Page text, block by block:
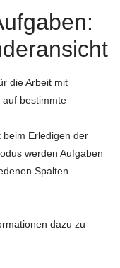
die Arbeit mit
bestimmte
beim Erledigen der
werden Aufgaben
Spalten
dazu zu